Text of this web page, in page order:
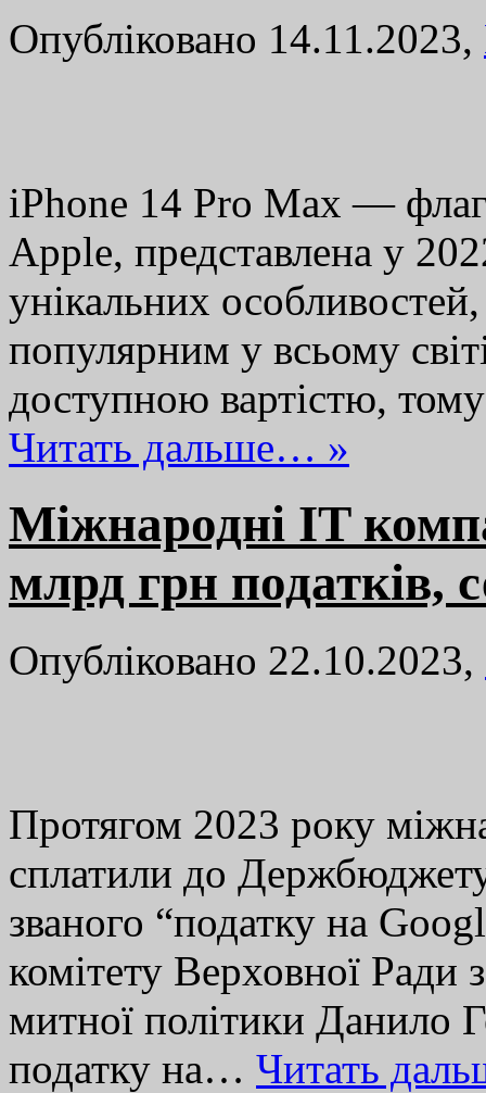
Опубліковано 14.11.2023,
iPhone 14 Pro Max —
Apple, представлена у
унікальних
популярним у всьому
доступною вартістю,
Читать дальше… »
Міжнародні IT
млрд грн податків,
Опубліковано 22.10.2023,
Протягом 2023 року
сплатили до
званого “податку на
комітету Верховної Ради
митної політики Данило
податку на… Читать